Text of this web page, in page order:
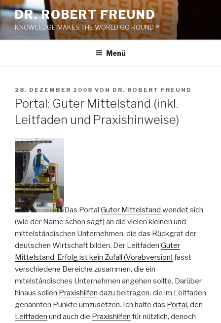
Zum
Inhalt
springen
DR. ROBERT FREUND
KNOWLEDGE MAKES THE WORLD GO ROUND ®
Menü
VERÖFFENTLICHT
AM
28. DEZEMBER 2008 VON DR. ROBERT FREUND
Portal: Guter Mittelstand (inkl.
Leitfaden und Praxishinweise)
Das Portal Guter Mittelstand wendet sich
(wie der Name schon sagt) an die vielen kleinen und
mittelständischen Unternehmen, die das Rückgrat der
deutschen Wirtschaft bilden. Der Leitfaden Guter
Mittelstand: Erfolg ist kein Zufall (Vorabversion) fasst
verschiedene Bereiche zusammen, die ein
mitelständisches Unternehmen angehen sollte. Darüber
hinaus sollen Praxishilfen dazu beitragen, die im Leitfaden
genannten Punkte umzusetzen. Ich halte das Portal, den
Leitfaden und auch die Praxishilfen für nützlich, denoch